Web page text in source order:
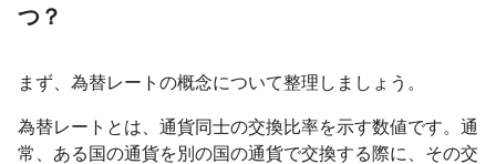
つ？
まず、為替レートの概念について整理しましょう。
為替レートとは、通貨同士の交換比率を示す数値です。通
常、ある国の通貨を別の国の通貨で交換する際に、その交